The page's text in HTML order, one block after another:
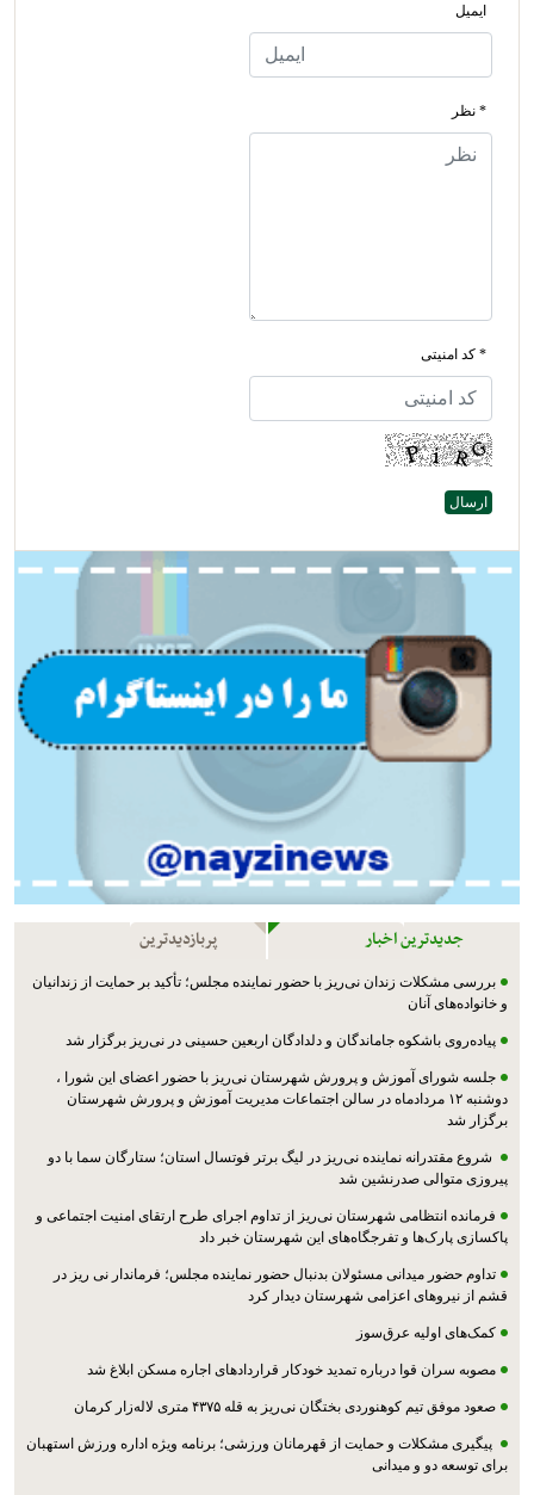
ایمیل
* نظر
* کد امنیتی
جدیدترین اخبار پربازدیدترین
بررسی مشکلات زندان نی‌ریز با حضور نماینده مجلس؛ تأکید بر حمایت از زندانیان
و خانواده‌های آنان
پیاده‌روی باشکوه جاماندگان و دلدادگان اربعین حسینی در نی‌ریز برگزار شد
جلسه شورای آموزش و پرورش شهرستان نی‌ریز با حضور اعضای این شورا ،
دوشنبه ۱۲ مردادماه در سالن اجتماعات مدیریت آموزش و پرورش شهرستان
برگزار شد
شروع مقتدرانه نماینده نی‌ریز در لیگ برتر فوتسال استان؛ ستارگان سما با دو
پیروزی متوالی صدرنشین شد
فرمانده انتظامی شهرستان نی‌ریز از تداوم اجرای طرح ارتقای امنیت اجتماعی و
پاکسازی پارک‌ها و تفرجگاه‌های این شهرستان خبر داد
تداوم حضور میدانی مسئولان بدنبال حضور نماینده مجلس؛ فرماندار نی ریز در
قشم از نیروهای اعزامی شهرستان دیدار کرد
کمک‌های اولیه عرق‌سوز
مصوبه سران قوا درباره تمدید خودکار قراردادهای اجاره مسکن ابلاغ شد
صعود موفق تیم کوهنوردی بختگان نی‌ریز به قله ۴۳۷۵ متری لاله‌زار کرمان
پیگیری مشکلات و حمایت از قهرمانان ورزشی؛ برنامه ویژه اداره ورزش استهبان
برای توسعه دو و میدانی